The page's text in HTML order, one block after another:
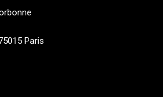
des tables
etc.). En ce sens, le
est une véritable expérience
Paris